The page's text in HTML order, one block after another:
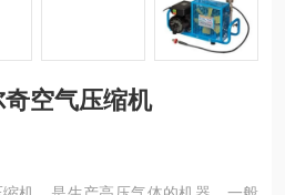
空气压缩机